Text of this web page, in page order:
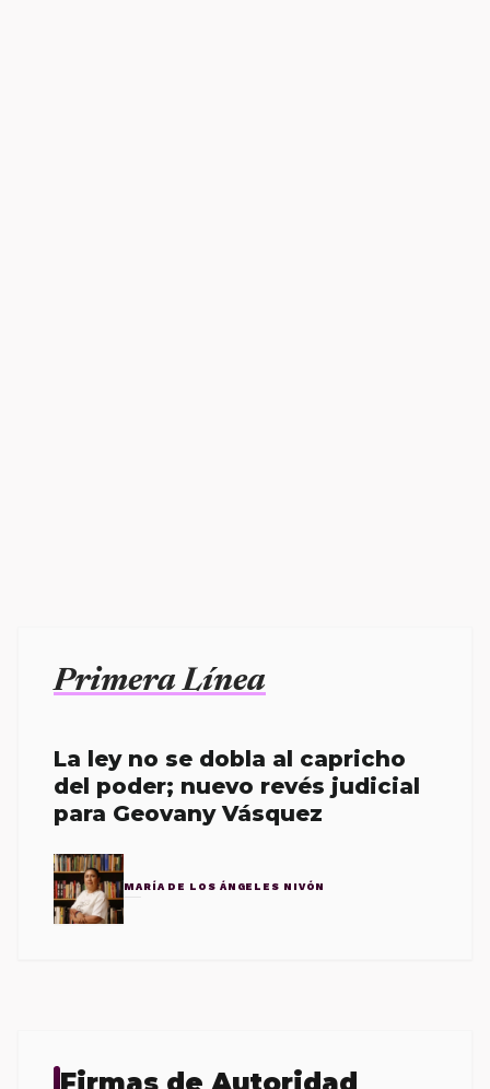
Primera Línea
La ley no se dobla al capricho
del poder; nuevo revés judicial
para Geovany Vásquez
MARÍA DE LOS ÁNGELES NIVÓN